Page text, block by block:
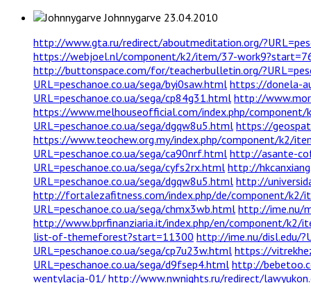
Johnnygarve 23.04.2010
http://www.gta.ru/redirect/aboutmeditation.org/
https://webjoel.nl/component/k2/item/37-
http://buttonspace.com/for/teacherbulletin.org/
URL=peschanoe.co.ua/sega/byi0saw.html https://donela-
URL=peschanoe.co.ua/sega/cp84g31.html http://
https://www.melhouseofficial.com/index.php/
URL=peschanoe.co.ua/sega/dgqw8u5.html https://
https://www.teochew.org.my/index.php/component/k2/
URL=peschanoe.co.ua/sega/ca90nrf.html http://asante-
URL=peschanoe.co.ua/sega/cyfs2rx.html http://
URL=peschanoe.co.ua/sega/dgqw8u5.html http://
http://fortalezafitness.com/index.php/de/component/k2/
URL=peschanoe.co.ua/sega/chmx3wb.html http://ime.nu/
http://www.bprfinanziaria.it/index.php/en/component/k2/
list-of-themeforest?start=11300 http://ime.nu/disl.edu/
URL=peschanoe.co.ua/sega/cp7u23w.html https://
URL=peschanoe.co.ua/sega/d9fsep4.html http://
wentylacja-01/ http://www.nwnights.ru/redirect/